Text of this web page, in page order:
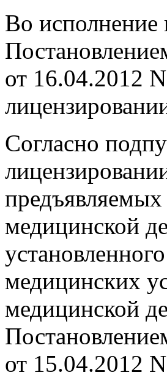
Во
от 16.04.2012
Согласно
медицинской
медицинских
медицинской
от 15.04.2012